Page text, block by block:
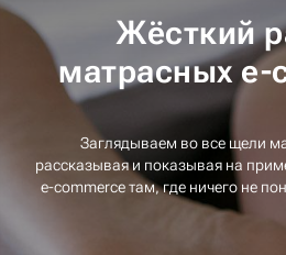
Жёсткий
матрасных e-
Заглядываем во все щели
рассказывая и показывая на
e-commerce там, где ничего не